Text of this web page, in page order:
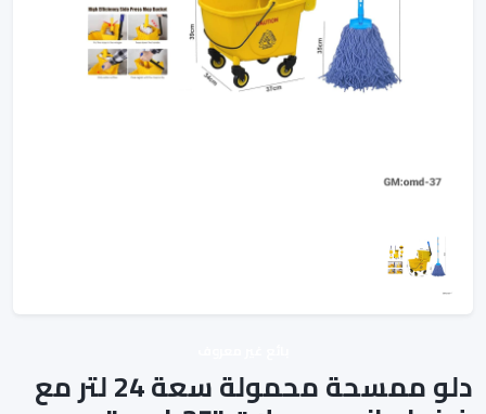
دلو ممسحة محمولة سعة 24 لتر مع